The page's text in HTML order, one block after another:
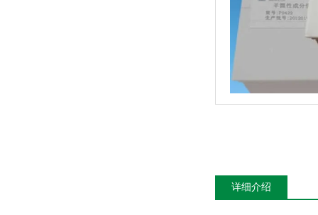
详细介绍